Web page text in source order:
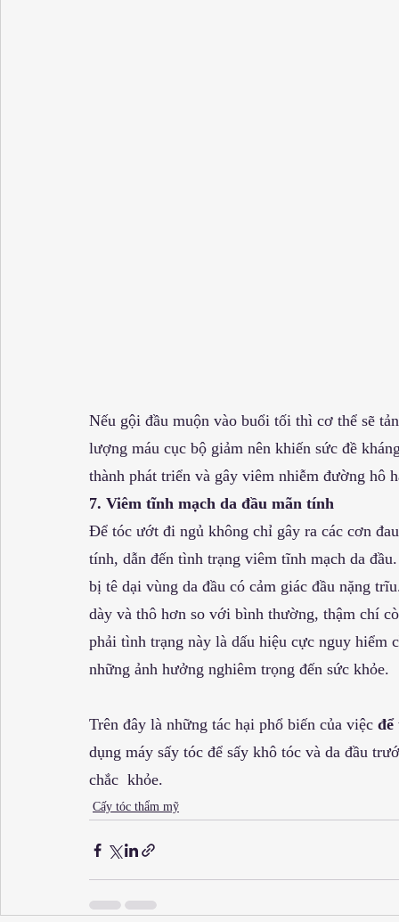
Nếu gội đầu muộn vào buổi tối thì cơ thể sẽ
lượng máu cục bộ giảm nên khiến sức đề
thành phát triển và gây viêm nhiễm đường hô
7. Viêm tĩnh mạch da đầu mãn tính
Để tóc ướt đi ngủ không chỉ gây ra các cơn
tính, dẫn đến tình trạng viêm tĩnh mạch da
bị tê dại vùng da đầu có cảm giác đầu nặng
dày và thô hơn so với bình thường, thậm chí
phải tình trạng này là dấu hiệu cực nguy
những ảnh hưởng nghiêm trọng đến sức khỏe.
Trên đây là những tác hại phổ biến của việc để
dụng máy sấy tóc để sấy khô tóc và da đầu
chắc  khỏe.
Cấy tóc thẩm mỹ